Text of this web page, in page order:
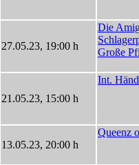
27.05.23, 19:00 h
Die
Große
21.05.23, 15:00 h
Int.
13.05.23, 20:00 h
Queenz